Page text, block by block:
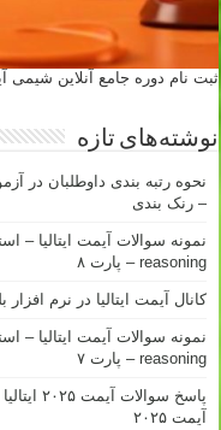
ثبت نام دوره جامع آنلاین شیمی آیمت 2027 ایتالیا - استاد
نوشته‌های تازه
– رنک بندی
reasoning – پارت ۸
کانال آیمت ایتالیا در نرم
reasoning – پارت ۷
آیمت ۲۰۲۵